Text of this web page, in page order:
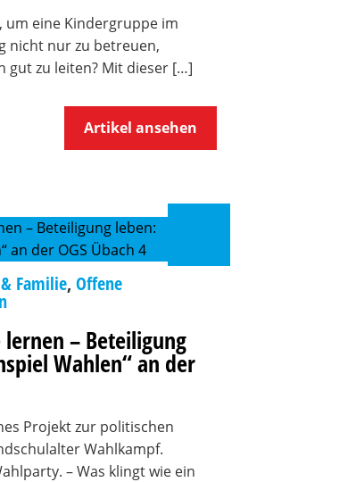
um eine Kindergruppe im
nicht nur zu betreuen,
gut zu leiten? Mit dieser […]
Artikel ansehen
Familie, Offene
– Beteiligung
Wahlen“ an der
Projekt zur politischen
Wahlkampf.
– Was klingt wie ein